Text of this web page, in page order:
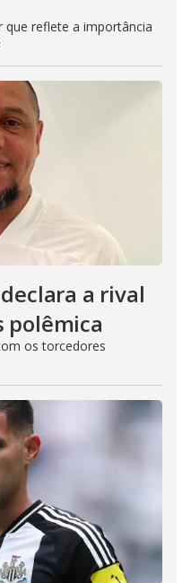
que reflete a importância
a rival
polêmica
os torcedores